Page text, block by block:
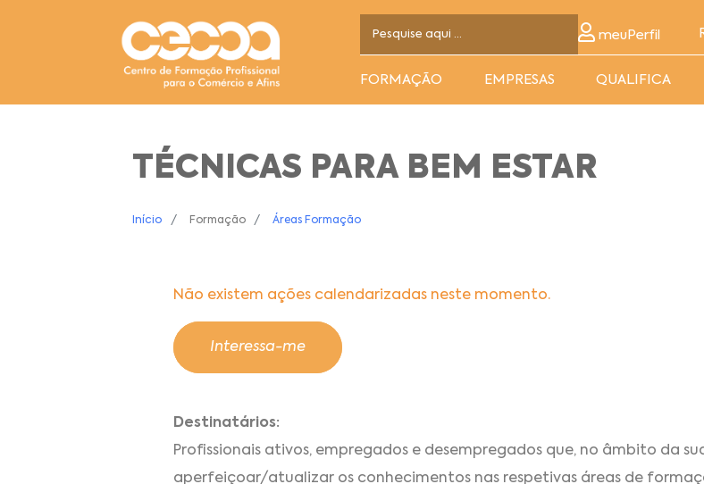
meuPerfil
FORMAÇÃO EMPRESAS QUALIFICA
TÉCNICAS PARA BEM ESTAR
Início Formação Áreas Formação
Não existem ações calendarizadas neste momento.
Interessa-me
Destinatários:
Profissionais ativos, empregados e desempregados que, no âmbito da
aperfeiçoar/atualizar os conhecimentos nas respetivas áreas de